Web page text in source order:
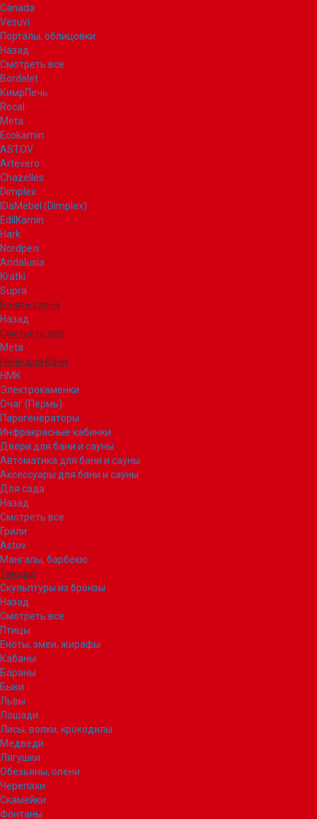
Canada
Vesuvi
Порталы, облицовки
Назад
Смотреть все
Bordelet
КимрПечь
Rocal
Meta
Ecokamin
ASTOV
Artevero
Chazelles
Dimplex
IDaMebel (Dimplex)
EdilKamin
Hark
Nordpeis
Andalusia
Kratki
Supra
Баня и сауна
Назад
Смотреть все
Meta
Печи для бани
НМК
Электрокаменки
Очаг (Пермь)
Парогенераторы
Инфракрасные кабинки
Двери для бани и сауны
Автоматика для бани и сауны
Аксессуары для бани и сауны
Для сада
Назад
Смотреть все
Грили
Astov
Мангалы, барбекю
Тандыр
Скульптуры из бронзы
Назад
Смотреть все
Птицы
Еноты, змеи, жирафы
Кабаны
Бараны
Быки
Львы
Лошади
Лисы, волки, крокодилы
Медведи
Лягушки
Обезьяны, олени
Черепахи
Скамейки
Фонтаны